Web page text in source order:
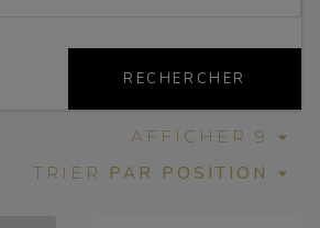
RECHERCHER
AFFICHER 9
TRIER
PAR POSITION